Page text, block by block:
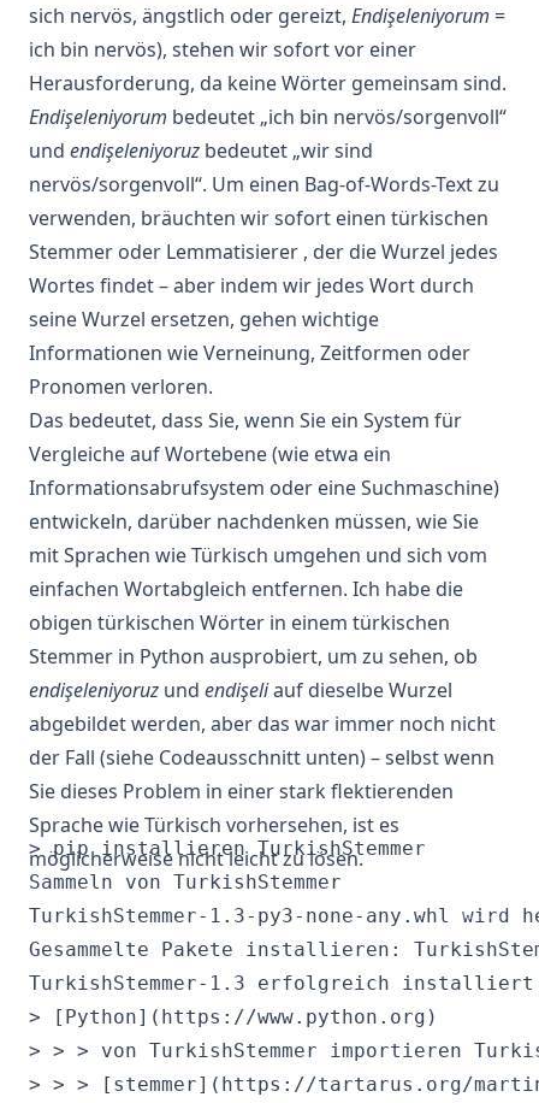
sich nervös, ängstlich oder gereizt, Endişeleniyorum =
ich bin nervös), stehen wir sofort vor einer
Herausforderung, da keine Wörter gemeinsam sind.
Endişeleniyorum bedeutet „ich bin nervös/sorgenvoll“
und endişeleniyoruz bedeutet „wir sind
nervös/sorgenvoll“. Um einen Bag-of-Words-Text zu
verwenden, bräuchten wir sofort einen türkischen
Stemmer oder Lemmatisierer , der die Wurzel jedes
Wortes findet – aber indem wir jedes Wort durch
seine Wurzel ersetzen, gehen wichtige
Informationen wie Verneinung, Zeitformen oder
Pronomen verloren.
Das bedeutet, dass Sie, wenn Sie ein System für
Vergleiche auf Wortebene (wie etwa ein
Informationsabrufsystem oder eine Suchmaschine)
entwickeln, darüber nachdenken müssen, wie Sie
mit Sprachen wie Türkisch umgehen und sich vom
einfachen Wortabgleich entfernen. Ich habe die
obigen türkischen Wörter in einem türkischen
Stemmer in Python ausprobiert, um zu sehen, ob
endişeleniyoruz und endişeliauf dieselbe Wurzel
abgebildet werden, aber das war immer noch nicht
der Fall (siehe Codeausschnitt unten) – selbst wenn
Sie dieses Problem in einer stark flektierenden
Sprache wie Türkisch vorhersehen, ist es
möglicherweise nicht leicht zu lösen.
> pip installieren TurkishStemmer
Sammeln von TurkishStemmer
TurkishStemmer-1.3-py3-none-any.whl wird
Gesammelte Pakete installieren:
TurkishStemmer-1.3 erfolgreich installiert
> [Python](https://www.python.org)
> > > von TurkishStemmer importieren
> > > [stemmer](https://tartarus.org/